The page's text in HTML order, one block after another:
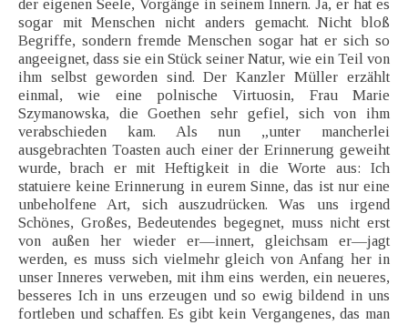
der eigenen Seele, Vorgänge in seinem Innern. Ja, er hat es
sogar mit Menschen nicht anders gemacht. Nicht bloß
Begriffe, sondern fremde Menschen sogar hat er sich so
angeeignet, dass sie ein Stück seiner Natur, wie ein Teil von
ihm selbst geworden sind. Der Kanzler Müller erzählt
einmal, wie eine polnische Virtuosin, Frau Marie
Szymanowska, die Goethen sehr gefiel, sich von ihm
verabschieden kam. Als nun „unter mancherlei
ausgebrachten Toasten auch einer der Erinnerung geweiht
wurde, brach er mit Heftigkeit in die Worte aus: Ich
statuiere keine Erinnerung in eurem Sinne, das ist nur eine
unbeholfene Art, sich auszudrücken. Was uns irgend
Schönes, Großes, Bedeutendes begegnet, muss nicht erst
von außen her wieder er—innert, gleichsam er—jagt
werden, es muss sich vielmehr gleich von Anfang her in
unser Inneres verweben, mit ihm eins werden, ein neueres,
besseres Ich in uns erzeugen und so ewig bildend in uns
fortleben und schaffen. Es gibt kein Vergangenes, das man